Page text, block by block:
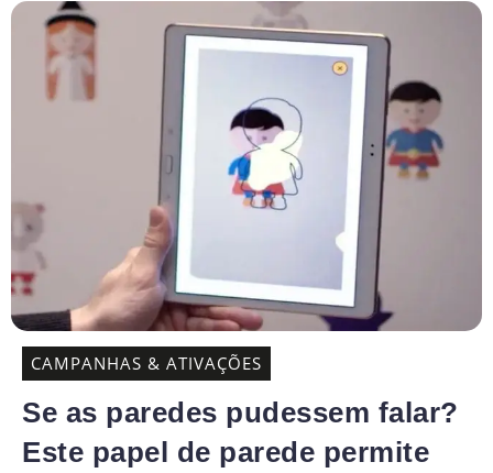
CAMPANHAS & ATIVAÇÕES
Se as paredes pudessem falar?
Este papel de parede permite